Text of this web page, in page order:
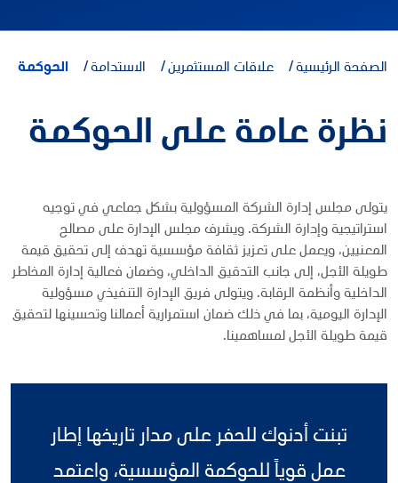
الصفحة الرئيسية علاقات المستثمرين الاستدامة الحوكمة
نظرة عامة على الحوكمة
يتولى مجلس إدارة الشركة المسؤولية بشكل جماعي في توجيه
استراتيجية وإدارة الشركة. ويشرف مجلس الإدارة على مصالح
المعنيين، ويعمل على تعزيز ثقافة مؤسسية تهدف إلى تحقيق قيمة
طويلة الأجل، إلى جانب التدقيق الداخلي، وضمان فعالية إدارة المخاطر
الداخلية وأنظمة الرقابة. ويتولى فريق الإدارة التنفيذي مسؤولية
الإدارة اليومية، بما في ذلك ضمان استمرارية أعمالنا وتحسينها لتحقيق
قيمة طويلة الأجل لمساهمينا.
تبنت أدنوك للحفر على مدار تاريخها إطار
عمل قوياً للحوكمة المؤسسية، واعتمد